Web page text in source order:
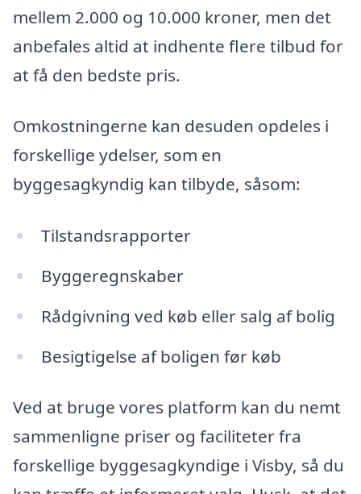
mellem 2.000 og 10.000 kroner, men det
anbefales altid at indhente flere tilbud for
at få den bedste pris.
Omkostningerne kan desuden opdeles i
forskellige ydelser, som en
byggesagkyndig kan tilbyde, såsom:
Tilstandsrapporter
Byggeregnskaber
Rådgivning ved køb eller salg af bolig
Besigtigelse af boligen før køb
Ved at bruge vores platform kan du nemt
sammenligne priser og faciliteter fra
forskellige byggesagkyndige i Visby, så du